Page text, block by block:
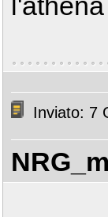
Inviato: 7